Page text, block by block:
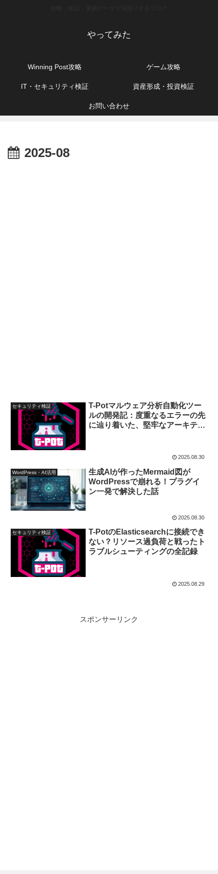
やってみた
Winning Post攻略 ゲーム攻略
IT・セキュリティ検証 資産形成・投資検証
お問い合わせ
2025-08
セキュリティ検証
T-Potマルウェア分析自動化ツー
ルの開発記：度重なるエラーの先
に辿り着いた、堅牢なアーキテク
2025.08.30
WordPress・AI活用
生成AIが作ったMermaid図が
WordPressで崩れる！プラグイ
ン一発で解決した話
2025.08.30
セキュリティ検証
T-PotのElasticsearchに接続でき
ない？リソース過負荷と戦ったト
ラブルシューティングの全記録
2025.08.29
スポンサーリンク